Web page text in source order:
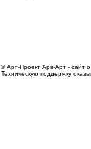
© Арт-Проект Арв-Арт - сайт
Техническую поддержку